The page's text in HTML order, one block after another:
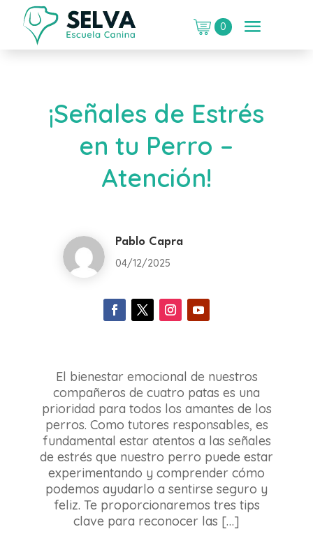
0
¡Señales de Estrés
en tu Perro –
Atención!
Pablo Capra
04/12/2025
El bienestar emocional de nuestros
compañeros de cuatro patas es una
prioridad para todos los amantes de los
perros. Como tutores responsables, es
fundamental estar atentos a las señales
de estrés que nuestro perro puede estar
experimentando y comprender cómo
podemos ayudarlo a sentirse seguro y
feliz. Te proporcionaremos tres tips
clave para reconocer las […]